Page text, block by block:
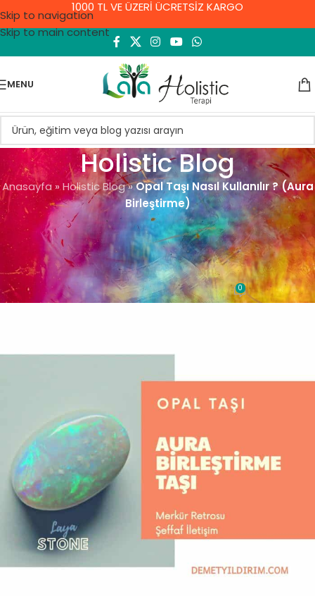
Skip to navigation
Skip to main content
1000 TL VE ÜZERİ ÜCRETSİZ KARGO
MENU
Holistic Blog
Anasayfa»Holistic Blog»Opal Taşı Nasıl Kullanılır ? (Aura
Birleştirme)
GENEL
Opal Taşı Nasıl Kullanılır ? (Aura
Birleştirme)
Demet YıldırımOn 10 Eylül 2021 0